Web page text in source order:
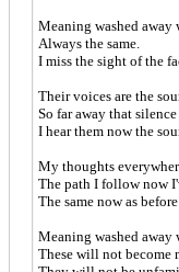
Meaning washed away
Always the same.
I miss the sight of the
Their voices are the
So far away that
I hear them now the
My thoughts
The path I follow now
The same now as
Meaning washed away
These will not become